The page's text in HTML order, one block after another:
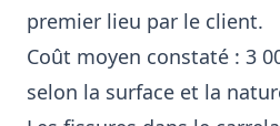
premier lieu par le client.
Coût moyen constaté : 3
selon la surface et la